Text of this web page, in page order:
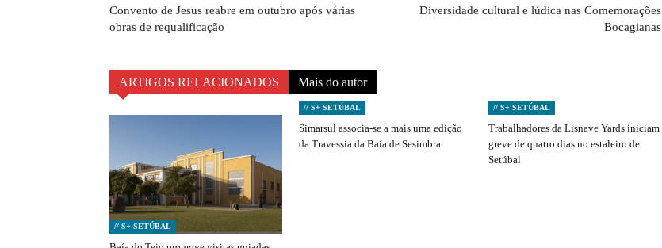
Convento de Jesus reabre em outubro após várias
obras de requalificação
Diversidade cultural e lúdica nas Comemorações
Bocagianas
ARTIGOS RELACIONADOS Mais do autor
// S+ SETÚBAL
// S+ SETÚBAL
Simarsul associa-se a mais uma edição
da Travessia da Baía de Sesimbra
// S+ SETÚBAL
Trabalhadores da Lisnave Yards iniciam
greve de quatro dias no estaleiro de
Setúbal